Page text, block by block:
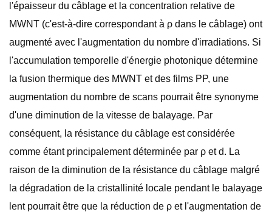
l'épaisseur du câblage et la concentration relative de
MWNT (c'est-à-dire correspondant à ρ dans le câblage) ont
augmenté avec l'augmentation du nombre d'irradiations. Si
l'accumulation temporelle d'énergie photonique détermine
la fusion thermique des MWNT et des films PP, une
augmentation du nombre de scans pourrait être synonyme
d'une diminution de la vitesse de balayage. Par
conséquent, la résistance du câblage est considérée
comme étant principalement déterminée par ρ et d. La
raison de la diminution de la résistance du câblage malgré
la dégradation de la cristallinité locale pendant le balayage
lent pourrait être que la réduction de ρ et l'augmentation de